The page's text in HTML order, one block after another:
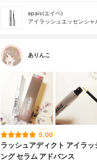
epais(エイペ)
アイラッシュエッセンシャ
ありんこ
5.00
ラッシュアディクト アイラ
ング セラム アドバンス